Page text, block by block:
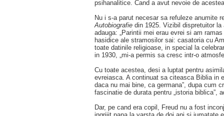
psihanalitice. Cand a avut nevoie de
Nu i s-a parut necesar sa refuleze anumite
Autobiografie din 1925. Vizibil dispretuitor
adauga: „Parintii mei erau evrei si am
hasidice ale stramosilor sai: casatoria cu
toate datinile religioase, in special la
in 1930, „mi-a permis sa cresc intr-o
Cu toate acestea, desi a luptat pentru
evreiasca. A continuat sa citeasca Biblia in
daca nu mai bine, ca germana”, dupa cum
fascinatie de durata pentru „istoria biblica”,
Dar, pe cand era copil, Freud nu a fost